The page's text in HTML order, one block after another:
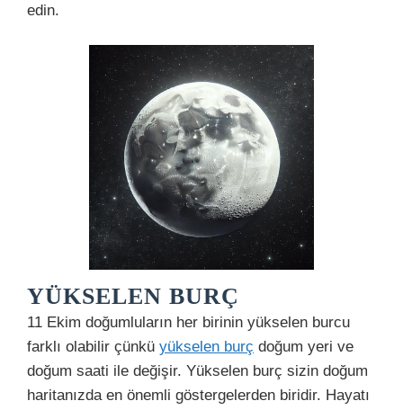
edin.
YÜKSELEN BURÇ
11 Ekim doğumluların her birinin yükselen burcu
farklı olabilir çünkü yükselen burç doğum yeri ve
doğum saati ile değişir. Yükselen burç sizin doğum
haritanızda en önemli göstergelerden biridir. Hayatı